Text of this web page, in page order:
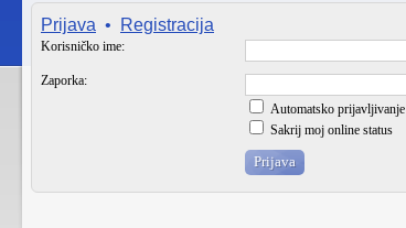
Prijava • Registracija
Korisničko ime:
Zaporka:
Automatsko prijavljivanje
Sakrij moj online status